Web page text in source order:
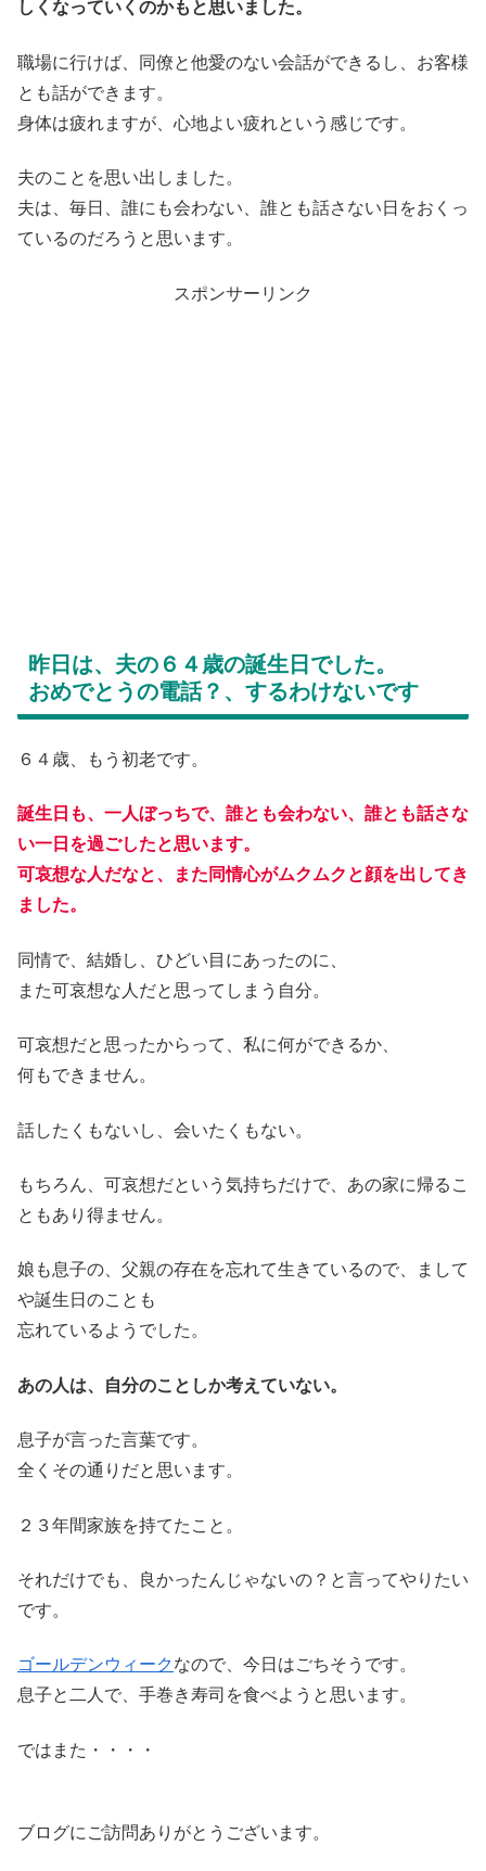
しくなっていくのかもと思いました。
職場に行けば、同僚と他愛のない会話ができるし、お客様
とも話ができます。
身体は疲れますが、心地よい疲れという感じです。
夫のことを思い出しました。
夫は、毎日、誰にも会わない、誰とも話さない日をおくっ
ているのだろうと思います。
スポンサーリンク
昨日は、夫の６４歳の誕生日でした。
おめでとうの電話？、するわけないです
６４歳、もう初老です。
誕生日も、一人ぼっちで、誰とも会わない、誰とも話さな
い一日を過ごしたと思います。
可哀想な人だなと、また同情心がムクムクと顔を出してき
ました。
同情で、結婚し、ひどい目にあったのに、
また可哀想な人だと思ってしまう自分。
可哀想だと思ったからって、私に何ができるか、
何もできません。
話したくもないし、会いたくもない。
もちろん、可哀想だという気持ちだけで、あの家に帰るこ
ともあり得ません。
娘も息子の、父親の存在を忘れて生きているので、まして
や誕生日のことも
忘れているようでした。
あの人は、自分のことしか考えていない。
息子が言った言葉です。
全くその通りだと思います。
２３年間家族を持てたこと。
それだけでも、良かったんじゃないの？と言ってやりたい
です。
ゴールデンウィークなので、今日はごちそうです。
息子と二人で、手巻き寿司を食べようと思います。
ではまた・・・・
ブログにご訪問ありがとうございます。